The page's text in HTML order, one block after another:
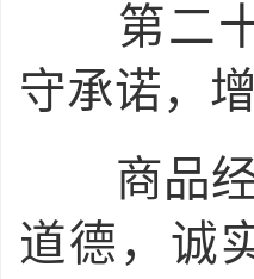
第二
守承诺，
商品经
道德，诚